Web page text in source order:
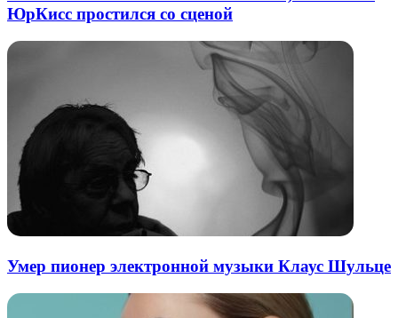
ЮрКисс простился со сценой
Умер пионер электронной музыки Клаус Шульце